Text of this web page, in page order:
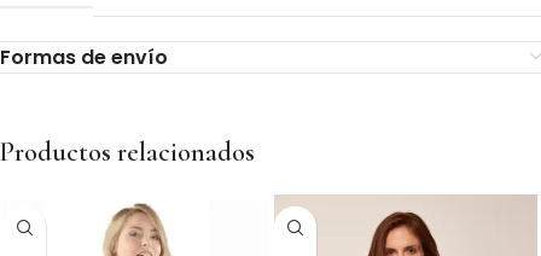
Formas de envío
Productos relacionados